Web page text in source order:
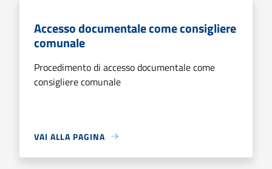
Accesso documentale come consigliere
comunale
Procedimento di accesso documentale come
consigliere comunale
VAI ALLA PAGINA